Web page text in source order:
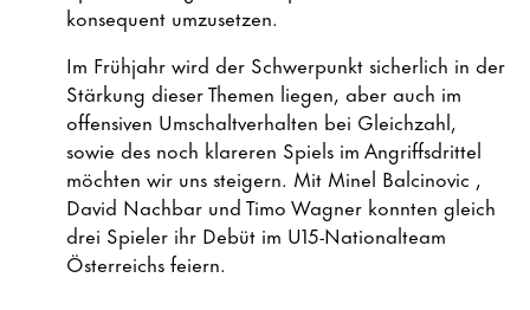
konsequent umzusetzen.
Im Frühjahr wird der Schwerpunkt sicherlich in der
Stärkung dieser Themen liegen, aber auch im
offensiven Umschaltverhalten bei Gleichzahl,
sowie des noch klareren Spiels im Angriffsdrittel
möchten wir uns steigern. Mit Minel Balcinovic ,
David Nachbar und Timo Wagner konnten gleich
drei Spieler ihr Debüt im U15-Nationalteam
Österreichs feiern.